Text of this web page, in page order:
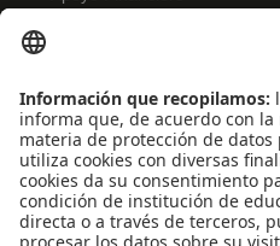
INFORMACIÓN PARA
Profesores
Administrativos